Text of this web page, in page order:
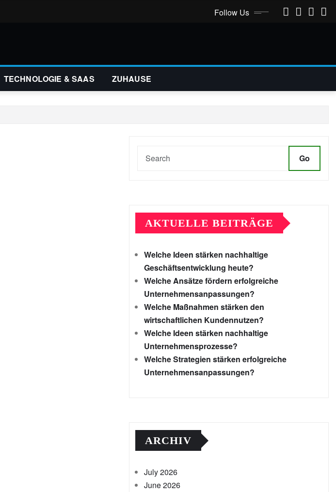
Follow Us
TECHNOLOGIE & SAAS ZUHAUSE
Go
AKTUELLE BEITRÄGE
Welche Ideen stärken nachhaltige
Geschäftsentwicklung heute?
Welche Ansätze fördern erfolgreiche
Unternehmensanpassungen?
Welche Maßnahmen stärken den
wirtschaftlichen Kundennutzen?
Welche Ideen stärken nachhaltige
Unternehmensprozesse?
Welche Strategien stärken erfolgreiche
Unternehmensanpassungen?
ARCHIV
July 2026
June 2026